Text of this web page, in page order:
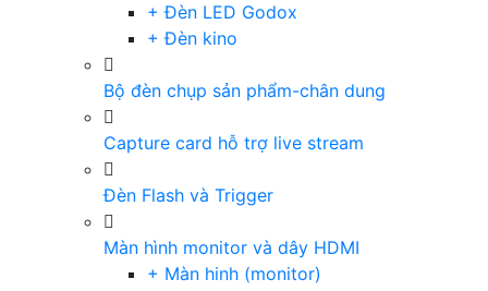
+ Đèn LED Godox
+ Đèn kino
Bộ đèn chụp sản phẩm-chân dung
Capture card hỗ trợ live stream
Đèn Flash và Trigger
Màn hình monitor và dây HDMI
+ Màn hinh (monitor)